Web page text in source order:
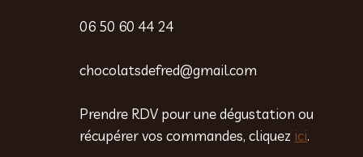
06 50 60 44 24
chocolatsdefred@gmail.com
Prendre RDV pour une dégustation ou
récupérer vos commandes, cliquez ici.